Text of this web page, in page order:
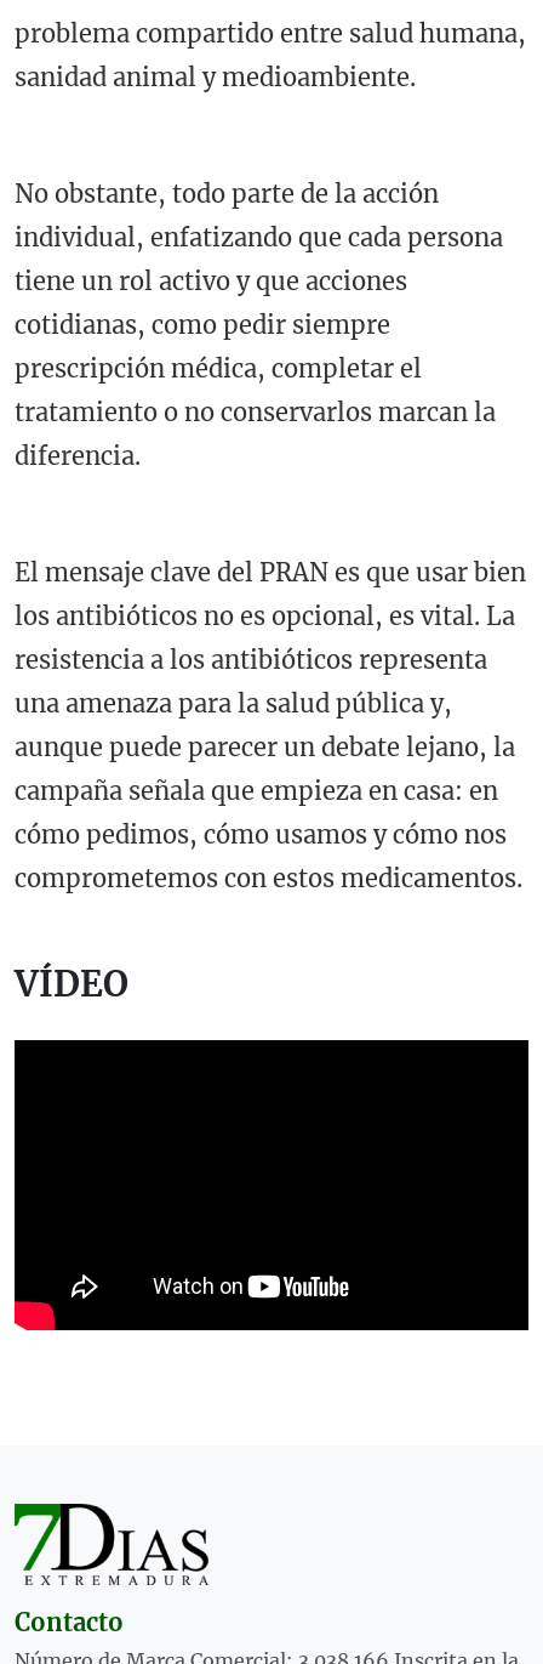
problema compartido entre salud humana,
sanidad animal y medioambiente.
No obstante, todo parte de la acción
individual, enfatizando que cada persona
tiene un rol activo y que acciones
cotidianas, como pedir siempre
prescripción médica, completar el
tratamiento o no conservarlos marcan la
diferencia.
El mensaje clave del PRAN es que usar bien
los antibióticos no es opcional, es vital. La
resistencia a los antibióticos representa
una amenaza para la salud pública y,
aunque puede parecer un debate lejano, la
campaña señala que empieza en casa: en
cómo pedimos, cómo usamos y cómo nos
comprometemos con estos medicamentos.
VÍDEO
Contacto